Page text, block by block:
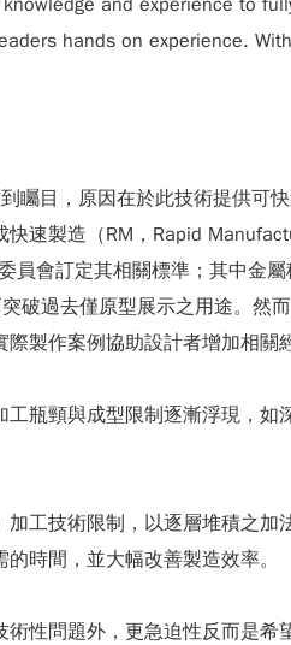
and experience to
hands on experience.
矚目，原因在於此技術提供
速製造（RM，Rapid
員會訂定其相關標準；其中金
破過去僅原型展示之用途。
製作案例協助設計者增加相關
瓶頸與成型限制逐漸浮現，
工技術限制，以逐層堆積之
時間，並大幅改善製造效率。
性問題外，更急迫性反而是